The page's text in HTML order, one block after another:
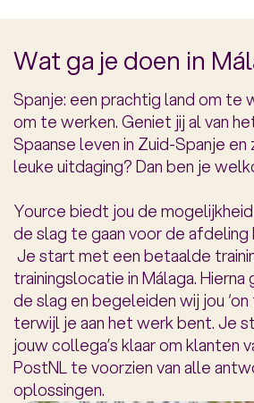
Wat ga je doen in
Spanje: een prachtig land om te
om te werken. Geniet jij al van
Spaanse leven in Zuid-Spanje
leuke uitdaging? Dan ben je
Yource biedt jou de mogelijkheid
de slag te gaan voor de afdeling
Je start met een betaalde
trainingslocatie in Málaga. Hierna
de slag en begeleiden wij jou
terwijl je aan het werk bent. Je
jouw collega’s klaar om klanten
PostNL te voorzien van alle
oplossingen.